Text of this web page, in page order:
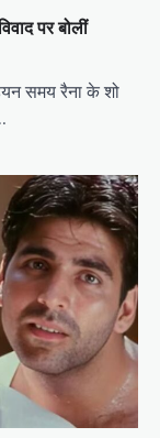
पर बोलीं
समय रैना के शो